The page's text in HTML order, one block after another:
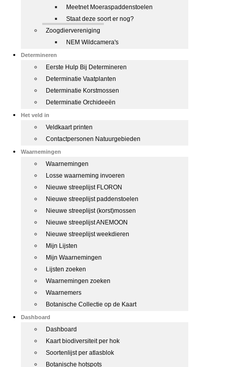
Meetnet Moeraspaddenstoelen
Staat deze soort er nog?
Zoogdiervereniging
NEM Wildcamera's
Determineren
Eerste Hulp Bij Determineren
Determinatie Vaatplanten
Determinatie Korstmossen
Determinatie Orchideeën
Het veld in
Veldkaart printen
Contactpersonen Natuurgebieden
Waarnemingen
Waarnemingen
Losse waarneming invoeren
Nieuwe streeplijst FLORON
Nieuwe streeplijst paddenstoelen
Nieuwe streeplijst (korst)mossen
Nieuwe streeplijst ANEMOON
Nieuwe streeplijst weekdieren
Mijn Lijsten
Mijn Waarnemingen
Lijsten zoeken
Waarnemingen zoeken
Waarnemers
Botanische Collectie op de Kaart
Dashboard
Dashboard
Kaart biodiversiteit per hok
Soortenlijst per atlasblok
Botanische hotspots